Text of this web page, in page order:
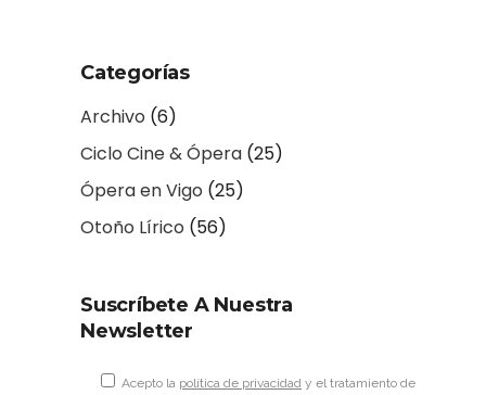
Categorías
Archivo (6)
Ciclo Cine & Ópera (25)
Ópera en Vigo (25)
Otoño Lírico (56)
Suscríbete A Nuestra
Newsletter
Acepto la política de privacidad y el tratamiento de